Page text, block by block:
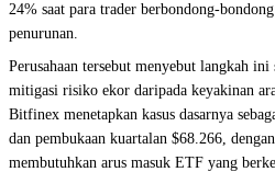
24% saat para trader berbondong-
penurunan.
Perusahaan tersebut menyebut langkah
mitigasi risiko ekor daripada keyakinan
Bitfinex menetapkan kasus dasarnya
dan pembukaan kuartalan $68.266,
membutuhkan arus masuk ETF yang